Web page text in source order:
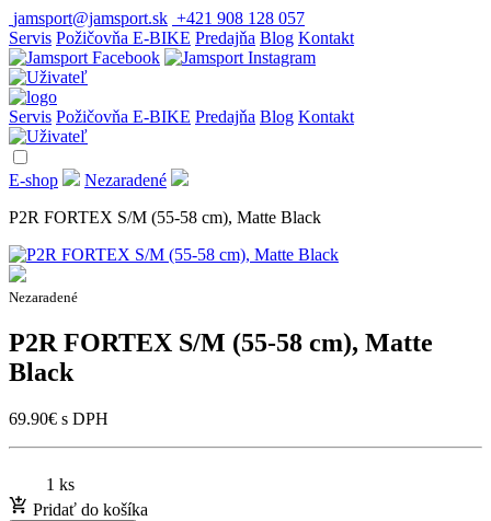
jamsport@jamsport.sk +421 908 128 057
Servis Požičovňa E-BIKE Predajňa Blog Kontakt
Servis Požičovňa E-BIKE Predajňa Blog Kontakt
E-shop
Nezaradené
P2R FORTEX S/M (55-58 cm), Matte Black
Nezaradené
P2R FORTEX S/M (55-58 cm), Matte
Black
69.90€ s DPH
1 ks
Pridať do košíka